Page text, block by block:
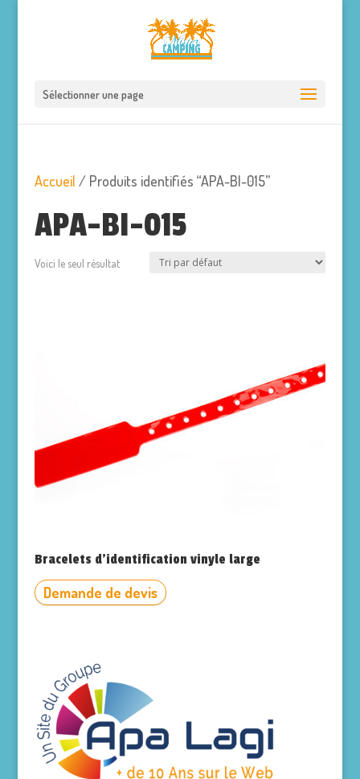
Sélectionner une page
Accueil / Produits identifiés “APA-BI-015”
APA-BI-015
Voici le seul résultat
Bracelets d’identification vinyle large
Demande de devis